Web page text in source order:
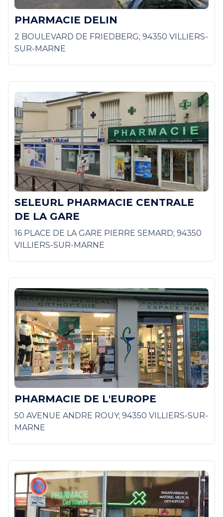
PHARMACIE DELIN
2 BOULEVARD DE FRIEDBERG; 94350 VILLIERS-
SUR-MARNE
SELEURL PHARMACIE CENTRALE
DE LA GARE
16 PLACE DE LA GARE PIERRE SEMARD; 94350
VILLIERS-SUR-MARNE
PHARMACIE DE L'EUROPE
50 AVENUE ANDRE ROUY; 94350 VILLIERS-SUR-
MARNE